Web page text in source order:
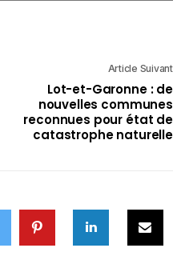
Article Suivant
Lot-et-Garonne : de
nouvelles communes
reconnues pour état de
catastrophe naturelle